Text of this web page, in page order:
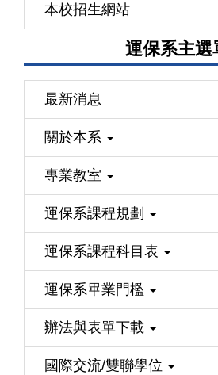
本校招生網站
運保系主選
最新消息
關於本系
專業教室
運保系課程規劃
運保系課程科目表
運保系畢業門檻
辦法與表單下載
國際交流/雙聯學位